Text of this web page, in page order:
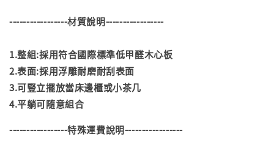
-----------------材質說明-----------------
1.整組:採用符合國際標準低甲醛木心板
2.表面:採用浮雕耐磨耐刮表面
3.可豎立擺放當床邊櫃或小茶几
4.平躺可隨意組合
-----------------特殊運費說明-----------------